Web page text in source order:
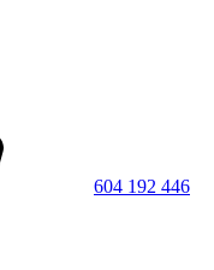
604 192 446